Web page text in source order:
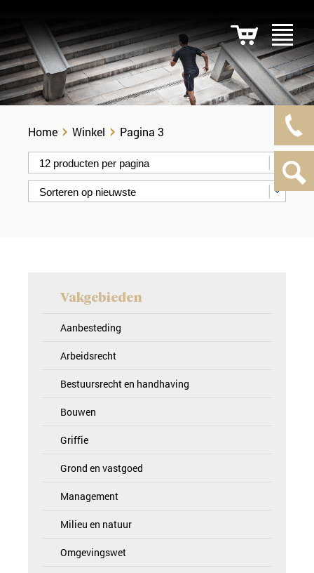
Home Winkel Pagina 3
Vakgebieden
Aanbesteding
Arbeidsrecht
Bestuursrecht en handhaving
Bouwen
Griffie
Grond en vastgoed
Management
Milieu en natuur
Omgevingswet